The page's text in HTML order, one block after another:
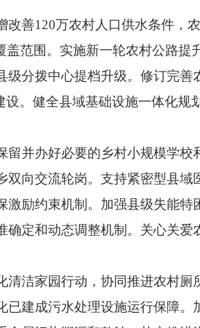
善120万农村人口供水条件，
范围。实施新一轮农村公路提
分拨中心提档升级。修订完善
。健全县域基础设施一体化规
并办好必要的乡村小规模学校
向交流轮岗。支持紧密型县域
励约束机制。加强县级失能特
确定和动态调整机制。关心关爱
洁家园行动，协同推进农村厕
建成污水处理设施运行保障。